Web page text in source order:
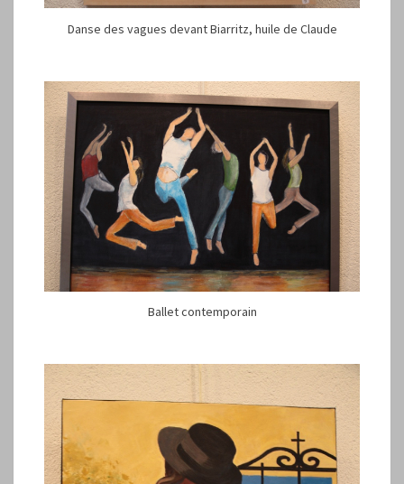
Danse des vagues devant Biarritz, huile de Claude
Ballet contemporain